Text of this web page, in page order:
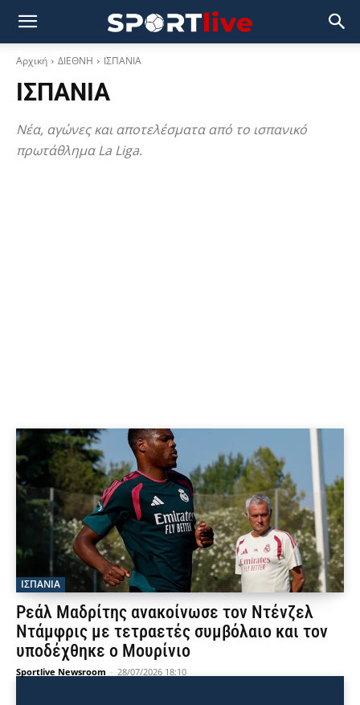
Αρχική ΔΙΕΘΝΗ ΙΣΠΑΝΙΑ
ΙΣΠΑΝΙΑ
Νέα, αγώνες και αποτελέσματα από το ισπανικό
πρωτάθλημα La Liga.
ΙΣΠΑΝΙΑ
Ρεάλ Μαδρίτης ανακοίνωσε τον Ντένζελ
Ντάμφρις με τετραετές συμβόλαιο και τον
υποδέχθηκε ο Μουρίνιο
Sportlive Newsroom - 28/07/2026 18:10